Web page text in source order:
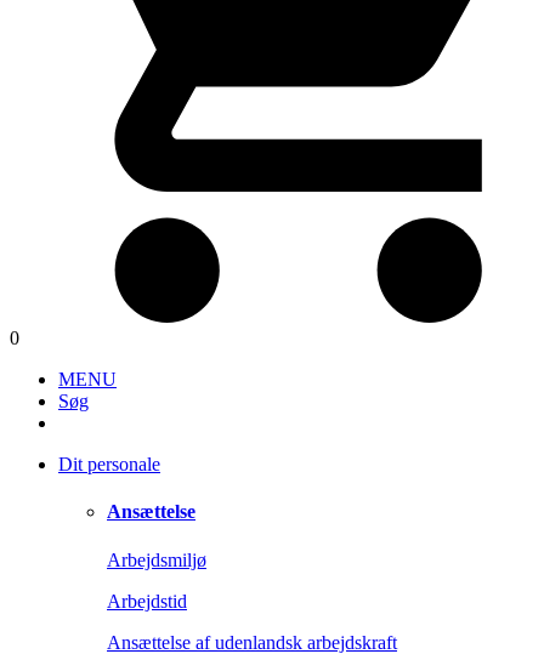
0
MENU
Søg
Dit personale
Ansættelse
Arbejdsmiljø
Arbejdstid
Ansættelse af udenlandsk arbejdskraft